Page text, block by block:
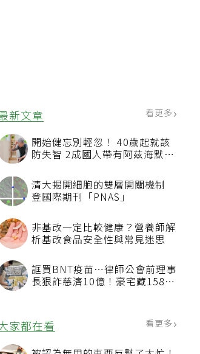
最新文章 看更多
開始健忘別輕忽！ 40歲起就該
防失智 2成國人帶有阿茲海默症
清大揭開細胞的雙層開關機制
登國際期刊「PNAS」
非基改一定比較健康？營養師解
析基改食品安全性與常見迷思
誆買BNT疫苗…律師公會前理事
長狠詐慈濟10億！豪宅藏158公
大家都在看